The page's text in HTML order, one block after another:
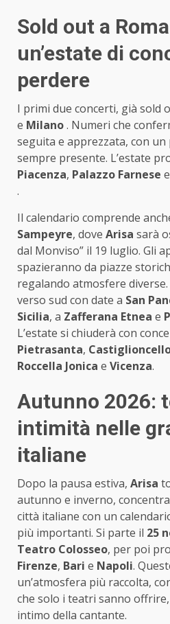
Sold out a
un’estate di
perdere
I primi due concerti, già sold
e Milano. Numeri che
seguita e apprezzata, con un
sempre presente. L’estate
Piacenza, Palazzo Farnese e
.
Il calendario comprende
Sampeyre, dove Arisa sarà
dal Monviso” il 19 luglio. Gli
spazieranno da piazze
regalando atmosfere
verso sud con date a San
Sicilia, a Zafferana Etnea e
L’estate si chiuderà con
Pietrasanta,
Roccella Jonica e Vicenza.
Autunno 2026:
intimità nelle
italiane
Dopo la pausa estiva, Arisa
autunno e inverno,
città italiane con un
più importanti. Si parte il 25
Teatro Colosseo, per poi
Firenze, Bari e Napoli.
un’atmosfera più raccolta,
che solo i teatri sanno
intimo della cantante.